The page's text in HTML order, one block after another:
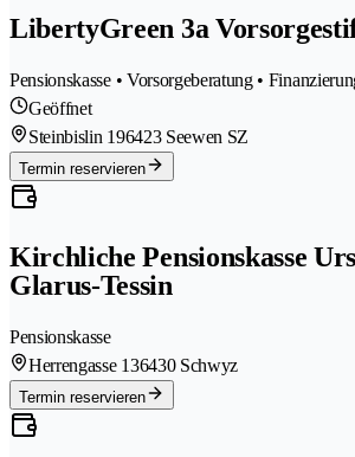
LibertyGreen 3a
Pensionskasse • Vorsorgeberatung •
Geöffnet
Steinbislin 196423 Seewen SZ
Termin reservieren
Kirchliche Pensionskasse
Glarus-Tessin
Pensionskasse
Herrengasse 136430 Schwyz
Termin reservieren